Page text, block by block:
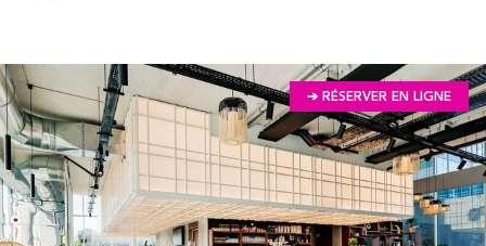
➔ RÉSERVER EN LIGNE